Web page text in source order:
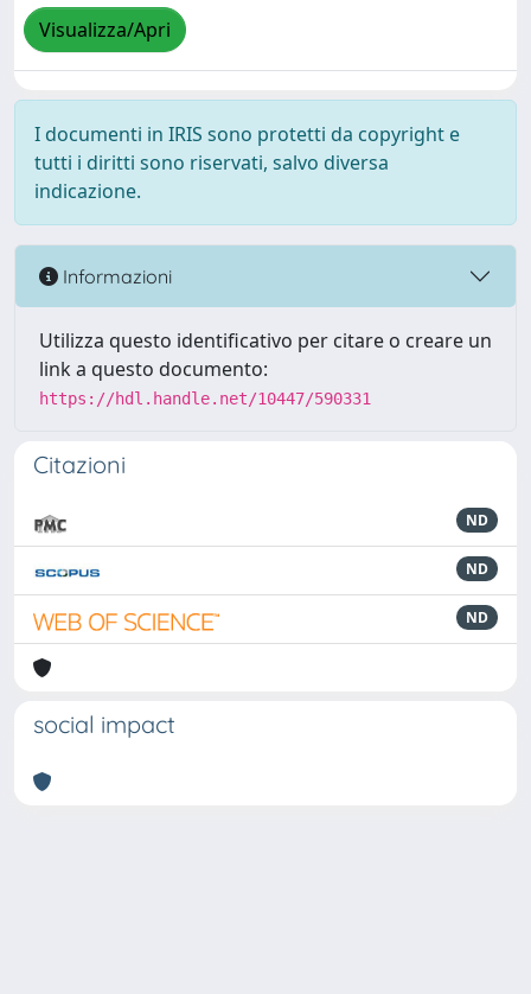
Visualizza/Apri
I documenti in IRIS sono protetti da copyright e
tutti i diritti sono riservati, salvo diversa
indicazione.
Informazioni
Utilizza questo identificativo per citare o creare un
link a questo documento:
https://hdl.handle.net/10447/590331
Citazioni
ND
ND
ND
social impact